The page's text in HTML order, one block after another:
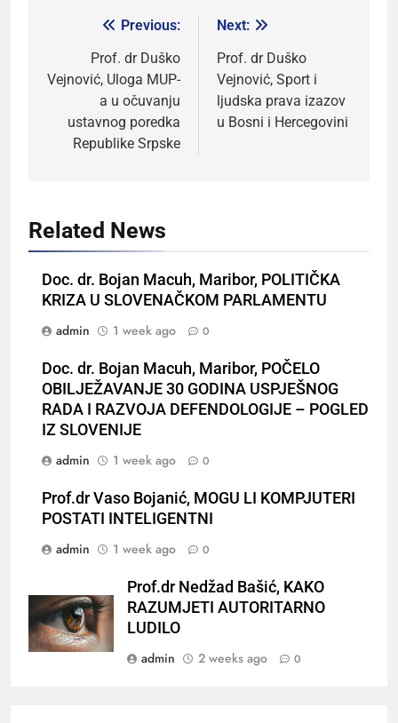
Previous:
Prof. dr Duško
Vejnović, Uloga MUP-
a u očuvanju
ustavnog poredka
Republike Srpske
Next:
Prof. dr Duško
Vejnović, Sport i
ljudska prava izazov
u Bosni i Hercegovini
Related News
Doc. dr. Bojan Macuh, Maribor, POLITIČKA
KRIZA U SLOVENAČKOM PARLAMENTU
admin
1 week ago 0
Doc. dr. Bojan Macuh, Maribor, POČELO
OBILJEŽAVANJE 30 GODINA USPJEŠNOG
RADA I RAZVOJA DEFENDOLOGIJE – POGLED
IZ SLOVENIJE
admin
1 week ago 0
Prof.dr Vaso Bojanić, MOGU LI KOMPJUTERI
POSTATI INTELIGENTNI
admin
1 week ago 0
Prof.dr Nedžad Bašić, KAKO
RAZUMJETI AUTORITARNO
LUDILO
admin
2 weeks ago 0